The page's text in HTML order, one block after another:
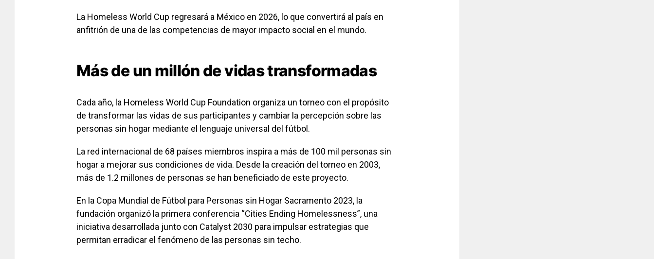
La Homeless World Cup regresará a México en 2026, lo que convertirá al país en
anfitrión de una de las competencias de mayor impacto social en el mundo.
Más de un millón de vidas transformadas
Cada año, la Homeless World Cup Foundation organiza un torneo con el propósito
de transformar las vidas de sus participantes y cambiar la percepción sobre las
personas sin hogar mediante el lenguaje universal del fútbol.
La red internacional de 68 países miembros inspira a más de 100 mil personas sin
hogar a mejorar sus condiciones de vida. Desde la creación del torneo en 2003,
más de 1.2 millones de personas se han beneficiado de este proyecto.
En la Copa Mundial de Fútbol para Personas sin Hogar Sacramento 2023, la
fundación organizó la primera conferencia “Cities Ending Homelessness”, una
iniciativa desarrollada junto con Catalyst 2030 para impulsar estrategias que
permitan erradicar el fenómeno de las personas sin techo.